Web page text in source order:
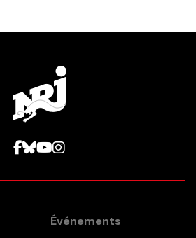
Événements